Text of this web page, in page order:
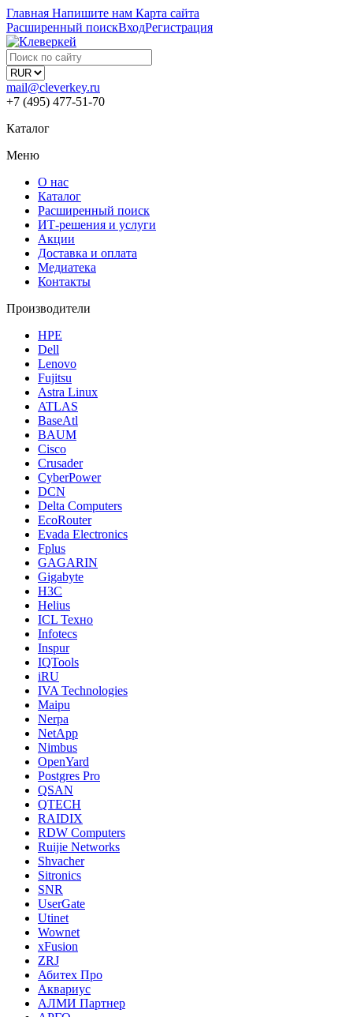
Главная Напишите нам Карта сайта
Расширенный поискВходРегистрация
mail@cleverkey.ru
+7 (495) 477-51-70
Каталог
Меню
О нас
Каталог
Расширенный поиск
ИТ-решения и услуги
Акции
Доставка и оплата
Медиатека
Контакты
Производители
HPE
Dell
Lenovo
Fujitsu
Astra Linux
ATLAS
BaseAtl
BAUM
Cisco
Crusader
CyberPower
DCN
Delta Computers
EcoRouter
Evada Electronics
Fplus
GAGARIN
Gigabyte
H3C
Helius
ICL Техно
Infotecs
Inspur
IQTools
iRU
IVA Technologies
Maipu
Nerpa
NetApp
Nimbus
OpenYard
Postgres Pro
QSAN
QTECH
RAIDIX
RDW Computers
Ruijie Networks
Shvacher
Sitronics
SNR
UserGate
Utinet
Wownet
xFusion
ZRJ
Абитех Про
Аквариус
АЛМИ Партнер